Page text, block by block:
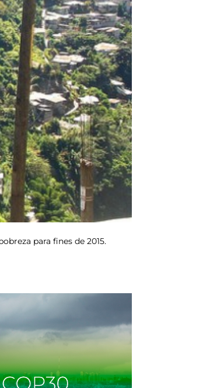
para fines de 2015.